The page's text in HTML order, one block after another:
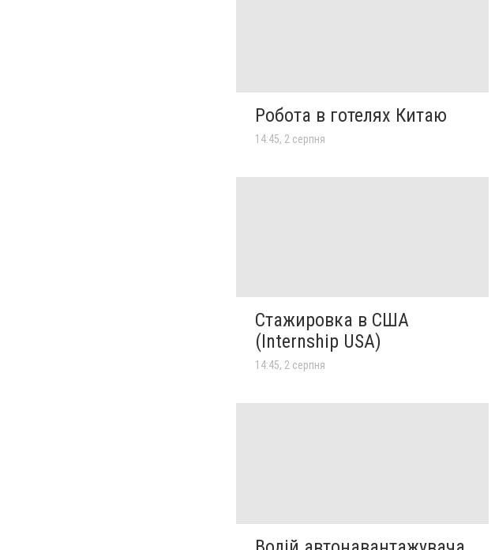
Робота в готелях Китаю
14:45, 2 серпня
Стажировка в США
(Internship USA)
14:45, 2 серпня